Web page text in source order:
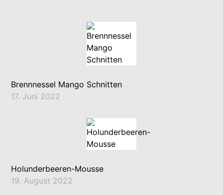
Brennnessel Mango Schnitten
17. Juni 2022
Holunderbeeren-Mousse
19. August 2022